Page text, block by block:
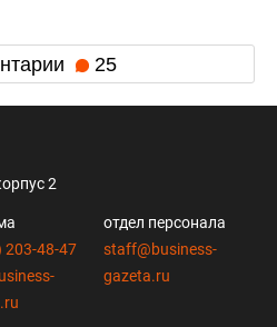
25
2
203-48-47
отдел персонала
staff@business-
gazeta.ru